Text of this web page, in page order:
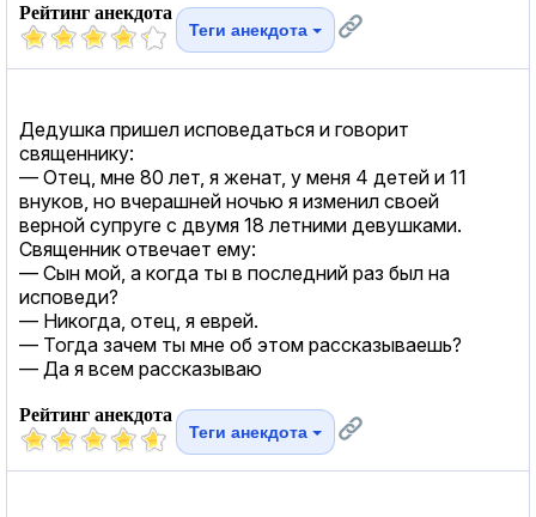
Рейтинг анекдота
Теги анекдота
Дедушка пришел исповедаться и говорит
священнику:
— Отец, мне 80 лет, я женат, у меня 4 детей и 11
внуков, но вчерашней ночью я изменил своей
верной супруге с двумя 18 летними девушками.
Священник отвечает ему:
— Сын мой, а когда ты в последний раз был на
исповеди?
— Никогда, отец, я еврей.
— Тогда зачем ты мне об этом рассказываешь?
— Да я всем рассказываю
Рейтинг анекдота
Теги анекдота